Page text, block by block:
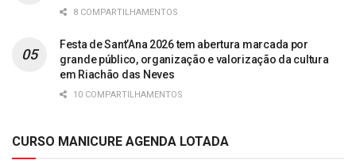
8 COMPARTILHAMENTOS
Festa de Sant’Ana 2026 tem abertura marcada por
grande público, organização e valorização da cultura
em Riachão das Neves
10 COMPARTILHAMENTOS
CURSO MANICURE AGENDA LOTADA